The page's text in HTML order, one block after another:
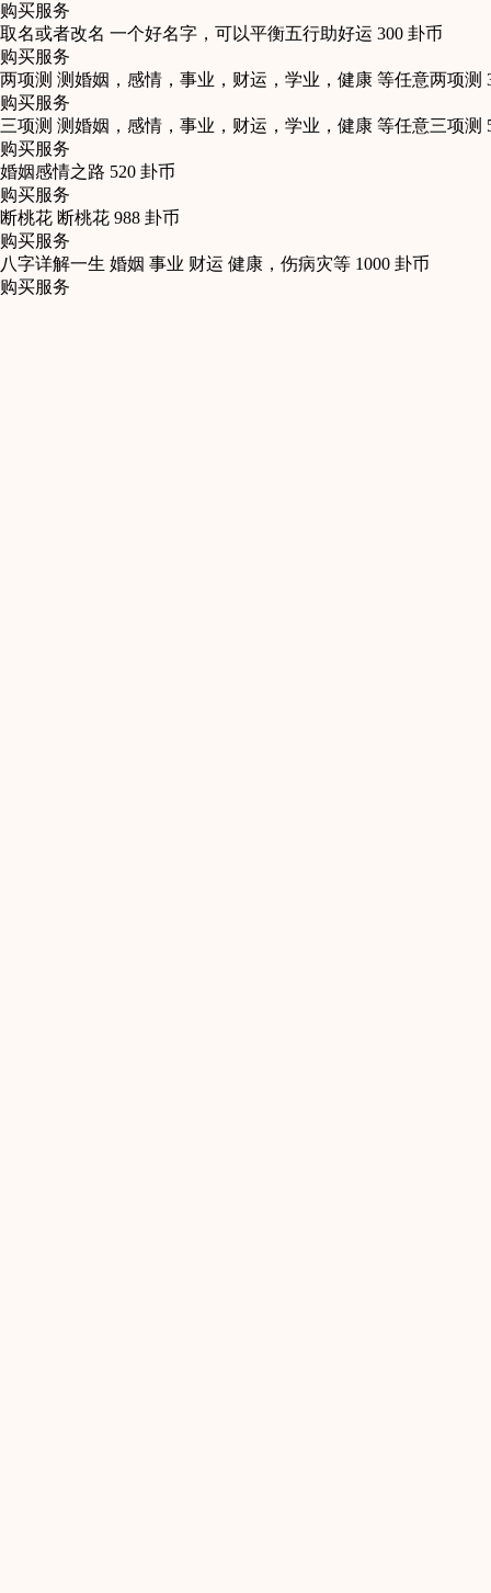
购买服务
取名或者改名 一个好名字，可以平衡五行助好运 300 卦币
购买服务
两项测 测婚姻，感情，事业，财运，学业，健康 等任意两项测
购买服务
三项测 测婚姻，感情，事业，财运，学业，健康 等任意三项测
购买服务
婚姻感情之路 520 卦币
购买服务
断桃花 断桃花 988 卦币
购买服务
八字详解一生 婚姻 事业 财运 健康，伤病灾等 1000 卦币
购买服务